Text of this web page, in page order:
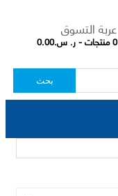
عربة التسوق
0 منتجات - ر. س.0.00
بحث